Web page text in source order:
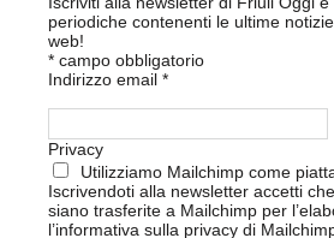
periodiche contenenti le ultime
web!
* campo obbligatorio
Indirizzo email *
Privacy
Utilizziamo Mailchimp come
Iscrivendoti alla newsletter accetti
siano trasferite a Mailchimp per
l’informativa sulla privacy di